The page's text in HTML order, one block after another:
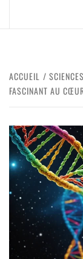
ACCUEIL SCIENCES
FASCINANT AU